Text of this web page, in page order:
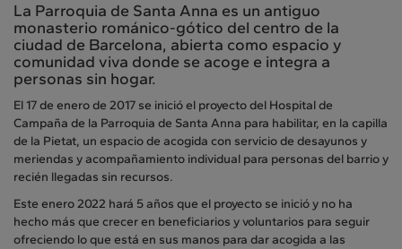
La Parroquia de Santa Anna es un antiguo
monasterio románico-gótico del centro de la
ciudad de Barcelona, abierta como espacio y
comunidad viva donde se acoge e integra a
personas sin hogar.
El 17 de enero de 2017 se inició el proyecto del Hospital de
Campaña de la Parroquia de Santa Anna para habilitar, en la capilla
de la Pietat, un espacio de acogida con servicio de desayunos y
meriendas y acompañamiento individual para personas del barrio y
recién llegadas sin recursos.
Este enero 2022 hará 5 años que el proyecto se inició y no ha
hecho más que crecer en beneficiarios y voluntarios para seguir
ofreciendo lo que está en sus manos para dar acogida a las